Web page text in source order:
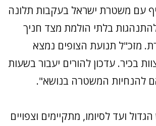
עם משטרת ישראל בעקבות תלונה
בלתי הולמת מצד חניך
מזכ"ל תנועת הצופים נמצא
בכיר. עדכון להורים יעבור בשעות
להנחיות המשטרה בנושא".
ועד לסיומו, מתקיימים וצפויים